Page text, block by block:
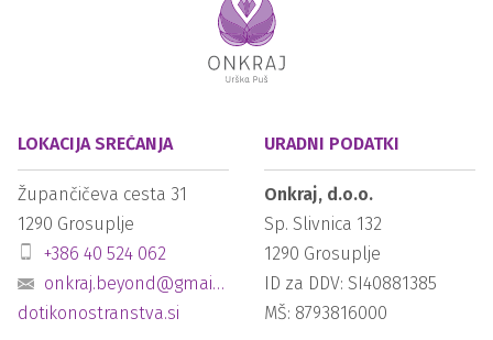
LOKACIJA SREČANJA
Župančičeva cesta 31
1290 Grosuplje
+386 40 524 062
onkraj.beyond@gmail.com
dotikonostranstva.si
URADNI PODATKI
Onkraj, d.o.o.
Sp. Slivnica 132
1290 Grosuplje
ID za DDV: SI40881385
MŠ: 8793816000